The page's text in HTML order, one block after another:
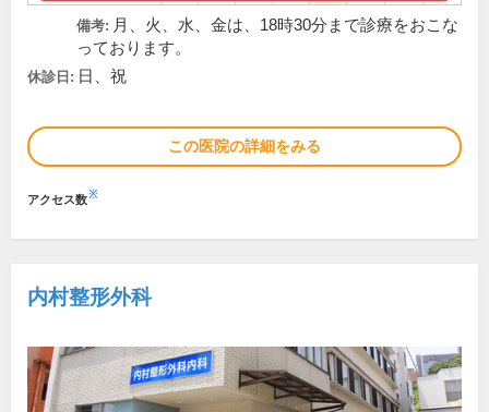
備考: 月、火、水、金は、18時30分まで診療をおこな
っております。
休診日: 日、祝
この医院の詳細をみる
アクセス数※
内村整形外科